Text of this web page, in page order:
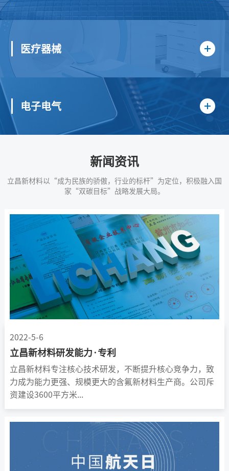
医疗器械
电子电气
新闻资讯
立昌新材料以“成为民族的骄傲，行业的标杆”为定位，积极融入国
家“双碳目标”战略发展大局。
立昌新材料研发能力·专利
立昌新材料专注核心技术研发，不断提升核心竞争力，致
力成为能力更强、规模更大的含氟新材料生产商。公司斥
资建设3600平方米...
2022-5-6